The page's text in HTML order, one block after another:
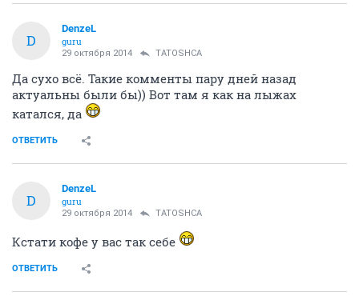
D
DenzeL
guru
29 октября 2014 TATOSHCA
Да сухо всё. Такие комменты пару дней назад
актуальны были бы)) Вот там я как на лыжах
катался, да
ОТВЕТИТЬ
D
DenzeL
guru
29 октября 2014 TATOSHCA
Кстати кофе у вас так себе
ОТВЕТИТЬ